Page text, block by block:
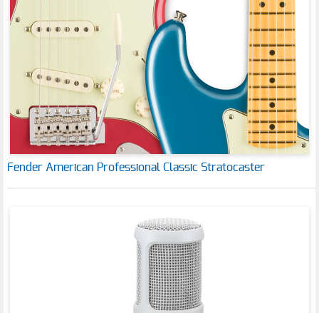
Fender American Professional Classic Stratocaster